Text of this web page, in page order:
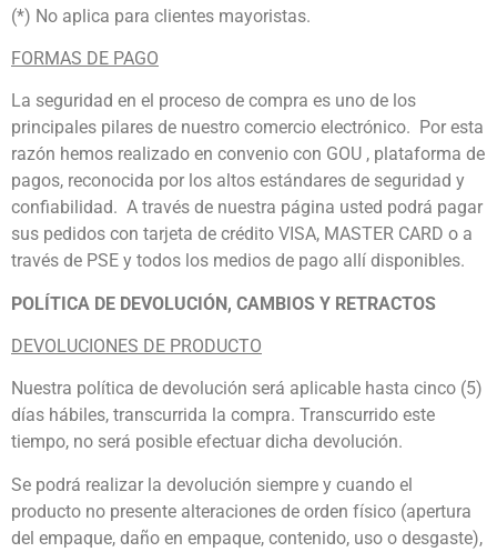
(*) No aplica para clientes mayoristas.
FORMAS DE PAGO
La seguridad en el proceso de compra es uno de los
principales pilares de nuestro comercio electrónico. Por esta
razón hemos realizado en convenio con GOU , plataforma de
pagos, reconocida por los altos estándares de seguridad y
confiabilidad. A través de nuestra página usted podrá pagar
sus pedidos con tarjeta de crédito VISA, MASTER CARD o a
través de PSE y todos los medios de pago allí disponibles.
POLÍTICA DE DEVOLUCIÓN, CAMBIOS Y RETRACTOS
DEVOLUCIONES DE PRODUCTO
Nuestra política de devolución será aplicable hasta cinco (5)
días hábiles, transcurrida la compra. Transcurrido este
tiempo, no será posible efectuar dicha devolución.
Se podrá realizar la devolución siempre y cuando el
producto no presente alteraciones de orden físico (apertura
del empaque, daño en empaque, contenido, uso o desgaste),